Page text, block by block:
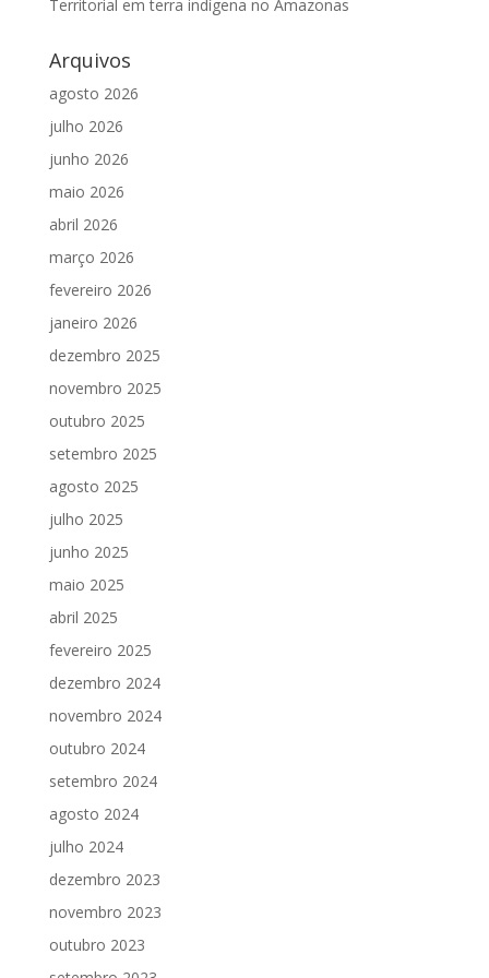
Territorial em terra indígena no Amazonas
Arquivos
agosto 2026
julho 2026
junho 2026
maio 2026
abril 2026
março 2026
fevereiro 2026
janeiro 2026
dezembro 2025
novembro 2025
outubro 2025
setembro 2025
agosto 2025
julho 2025
junho 2025
maio 2025
abril 2025
fevereiro 2025
dezembro 2024
novembro 2024
outubro 2024
setembro 2024
agosto 2024
julho 2024
dezembro 2023
novembro 2023
outubro 2023